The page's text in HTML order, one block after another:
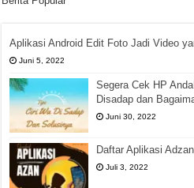
Aplikasi Android Edit Foto Jadi Video
Juni 5, 2022
Segera Cek HP
Disadap dan
Juni 30, 2022
Daftar Aplikasi
Juli 3, 2022